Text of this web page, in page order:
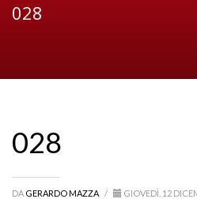
028
028
DA GERARDO MAZZA / GIOVEDÌ, 12